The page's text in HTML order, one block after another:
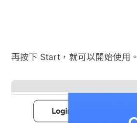
再按下 Start，就可以開始使用。